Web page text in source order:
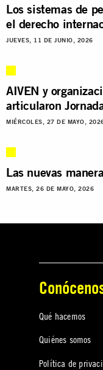
Los sistemas de
el derecho
JUEVES, 11 DE JUNIO, 2026
AIVEN y
articularon
MIÉRCOLES, 27 DE MAYO,
Las nuevas
MARTES, 26 DE MAYO, 2026
Qué hacemos
Quiénes somos
Política de